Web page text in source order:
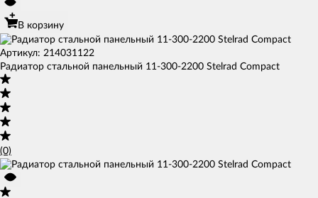
В корзину
Артикул: 214031122
Радиатор стальной панельный 11-300-2200 Stelrad Compact
(0)